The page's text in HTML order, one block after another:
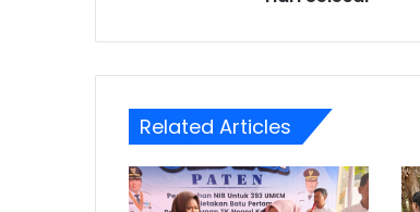
Related Articles